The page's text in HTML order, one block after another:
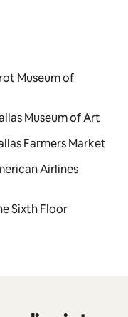
Museum of
Museum of Art
Farmers Market
Airlines
Sixth Floor